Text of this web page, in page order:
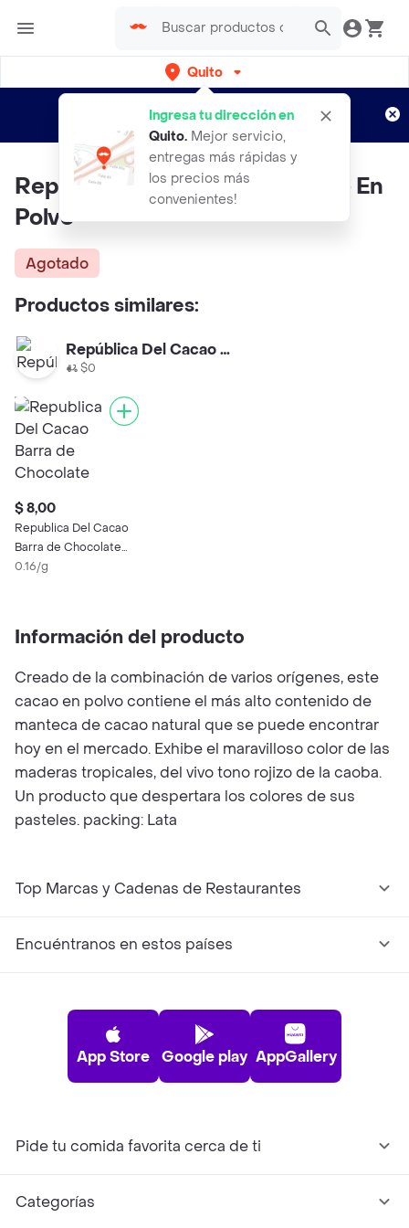
Quito
Ingresa tu dirección en
Quito. Mejor servicio,
entregas más rápidas y
los precios más
convenientes!
envíos gratis por semanas
Aplican TyC
Republica Del CacaoChocolate En
Polvo
Agotado
Productos similares:
República Del Cacao Jardin
$0
$ 8,00
Republica Del Cacao
Barra de Chocolate
Negro Café 75%
0.16/g
Información del producto
Creado de la combinación de varios orígenes, este
cacao en polvo contiene el más alto contenido de
manteca de cacao natural que se puede encontrar
hoy en el mercado. Exhibe el maravilloso color de las
maderas tropicales, del vivo tono rojizo de la caoba.
Un producto que despertara los colores de sus
pasteles. packing: Lata
Top Marcas y Cadenas de Restaurantes
Encuéntranos en estos países
App Store Google play AppGallery
Pide tu comida favorita cerca de ti
Categorías